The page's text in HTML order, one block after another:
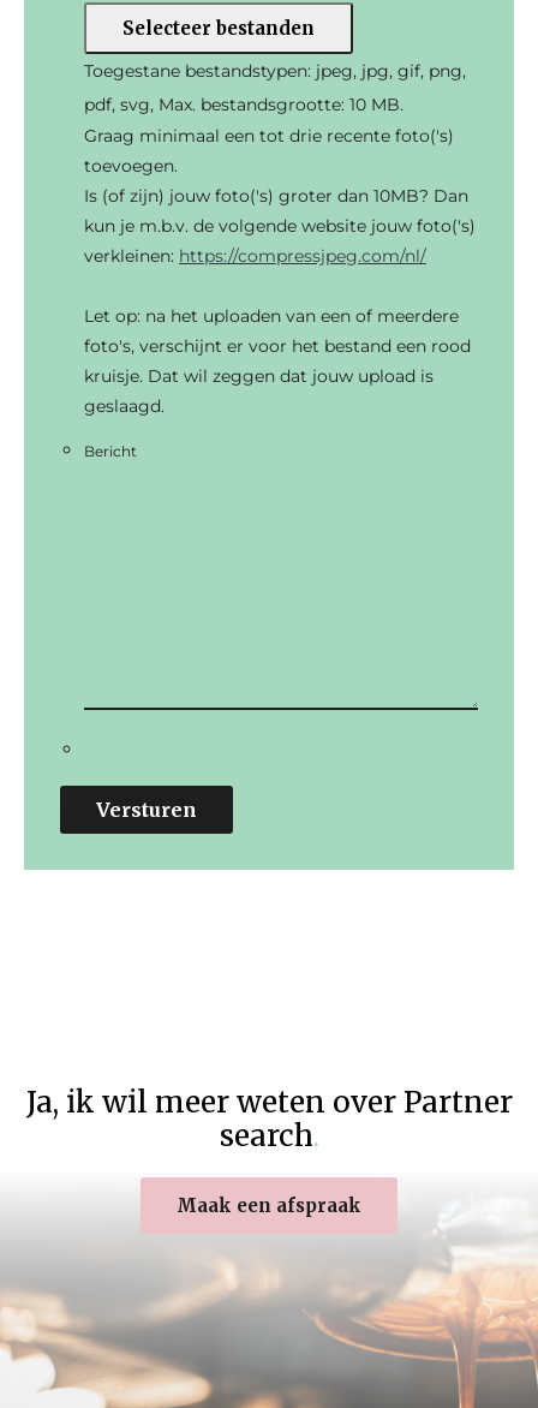
Selecteer bestanden
Toegestane bestandstypen: jpeg, jpg, gif, png,
pdf, svg, Max. bestandsgrootte: 10 MB.
Graag minimaal een tot drie recente foto('s)
toevoegen.
Is (of zijn) jouw foto('s) groter dan 10MB? Dan
kun je m.b.v. de volgende website jouw foto('s)
verkleinen: https://compressjpeg.com/nl/
Let op: na het uploaden van een of meerdere
foto's, verschijnt er voor het bestand een rood
kruisje. Dat wil zeggen dat jouw upload is
geslaagd.
Bericht
Versturen
Ja, ik wil meer weten over Partner
search.
Maak een afspraak